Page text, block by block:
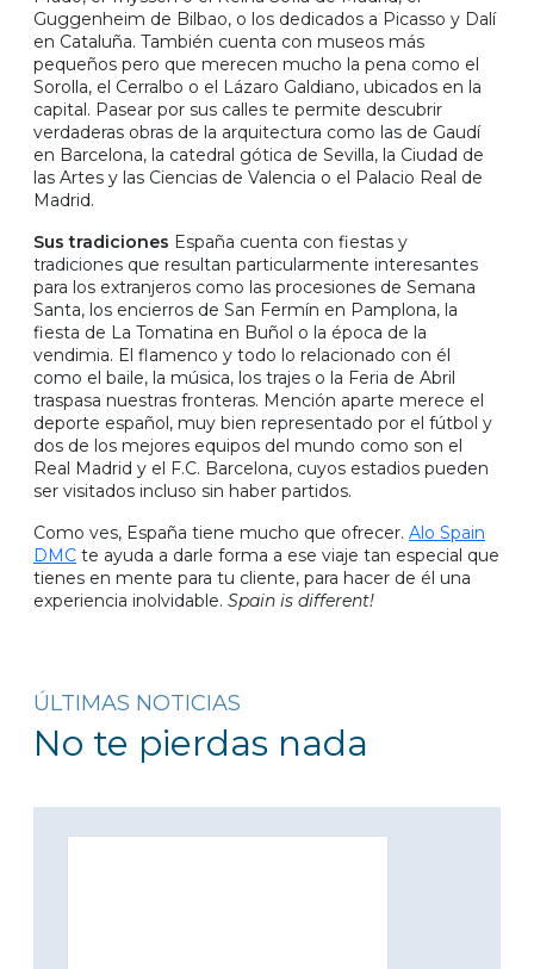
Guggenheim de Bilbao, o los dedicados a Picasso y Dalí
en Cataluña. También cuenta con museos más
pequeños pero que merecen mucho la pena como el
Sorolla, el Cerralbo o el Lázaro Galdiano, ubicados en la
capital. Pasear por sus calles te permite descubrir
verdaderas obras de la arquitectura como las de Gaudí
en Barcelona, la catedral gótica de Sevilla, la Ciudad de
las Artes y las Ciencias de Valencia o el Palacio Real de
Madrid.
Sus tradiciones España cuenta con fiestas y
tradiciones que resultan particularmente interesantes
para los extranjeros como las procesiones de Semana
Santa, los encierros de San Fermín en Pamplona, la
fiesta de La Tomatina en Buñol o la época de la
vendimia. El flamenco y todo lo relacionado con él
como el baile, la música, los trajes o la Feria de Abril
traspasa nuestras fronteras. Mención aparte merece el
deporte español, muy bien representado por el fútbol y
dos de los mejores equipos del mundo como son el
Real Madrid y el F.C. Barcelona, cuyos estadios pueden
ser visitados incluso sin haber partidos.
Como ves, España tiene mucho que ofrecer. Alo Spain
DMC te ayuda a darle forma a ese viaje tan especial que
tienes en mente para tu cliente, para hacer de él una
experiencia inolvidable. Spain is different!
ÚLTIMAS NOTICIAS
No te pierdas nada